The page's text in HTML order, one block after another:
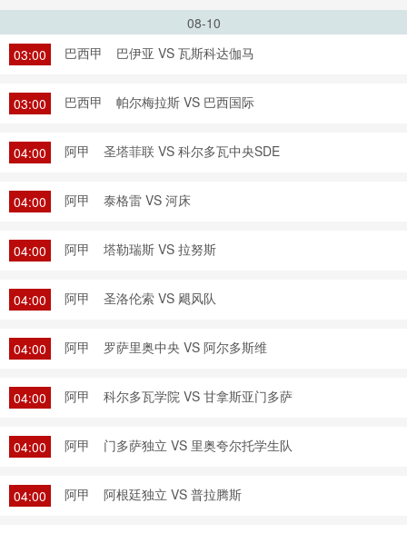
08-10
03:00
巴西甲 巴伊亚 VS 瓦斯科达伽马
03:00 巴西甲 帕尔梅拉斯 VS 巴西国际
04:00 阿甲 圣塔菲联 VS 科尔多瓦中央SDE
04:00 阿甲 泰格雷 VS 河床
04:00 阿甲 塔勒瑞斯 VS 拉努斯
04:00 阿甲 圣洛伦索 VS 飓风队
04:00 阿甲 罗萨里奥中央 VS 阿尔多斯维
04:00 阿甲 科尔多瓦学院 VS 甘拿斯亚门多萨
04:00 阿甲 门多萨独立 VS 里奥夸尔托学生队
04:00 阿甲 阿根廷独立 VS 普拉腾斯